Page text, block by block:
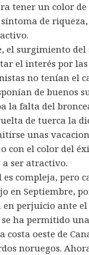
tener un color
de riqueza,
el surgimiento del
el interés por las
no tenían el
de buenos
la falta del
de tuerca la
unas
con el color del
ser atractivo.
es compleja, pero
en Septiembre,
en perjuicio ante
ha permitido
costa oeste de
noruegos.